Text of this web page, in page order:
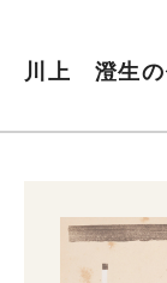
川上 澄生の